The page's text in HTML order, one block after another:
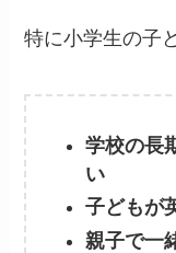
特に小学生の子
学校の長
い
子どもが
親子で一